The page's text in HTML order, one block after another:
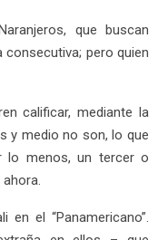
que buscan
pero quien
calificar, mediante la
y medio no son, lo que
lo menos, un tercer o
el “Panamericano”.